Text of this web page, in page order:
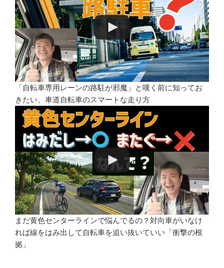
「自転車専用レーンの路駐が邪魔」と嘆く前に知ってお
きたい、車道自転車のスマートな走り方
まだ黄色センターラインで悩んでるの？対向車がいなけ
れば線をはみ出して自転車を追い抜いていい「衝撃の根
拠」